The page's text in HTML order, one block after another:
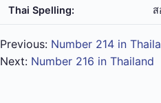
Thai Spelling: ส
Previous: Number 214 in
Next: Number 216 in Thailand